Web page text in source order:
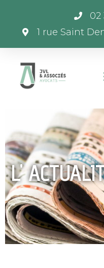
02
1 rue Saint
L'